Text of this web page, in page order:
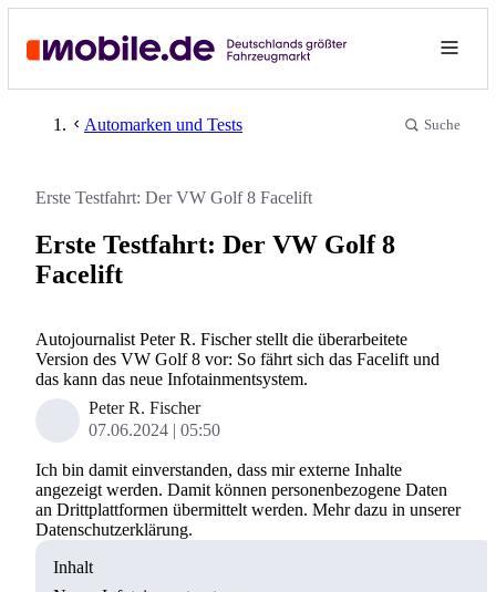
Automarken und Tests Suche
Erste Testfahrt: Der VW Golf 8 Facelift
Erste Testfahrt: Der VW Golf 8
Facelift
Autojournalist Peter R. Fischer stellt die überarbeitete
Version des VW Golf 8 vor: So fährt sich das Facelift und
das kann das neue Infotainmentsystem.
Peter R. Fischer
07.06.2024
05:50
Inhalt
Ich bin damit einverstanden, dass mir externe Inhalte
angezeigt werden. Damit können personenbezogene Daten
an Drittplattformen übermittelt werden. Mehr dazu in unserer
Datenschutzerklärung.